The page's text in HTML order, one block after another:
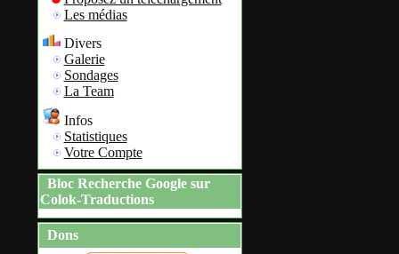
Les médias
Divers
Galerie
Sondages
La Team
Infos
Statistiques
Votre Compte
Bloc Recherche Google sur
Colok-Traductions
Dons